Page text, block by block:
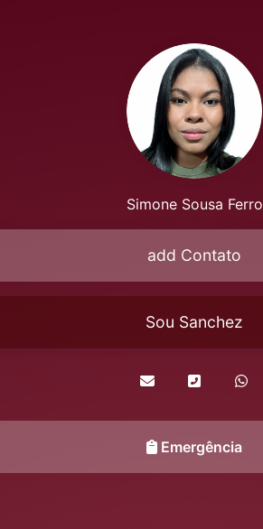
Simone Sousa Ferro
add Contato
Sou Sanchez
Emergência